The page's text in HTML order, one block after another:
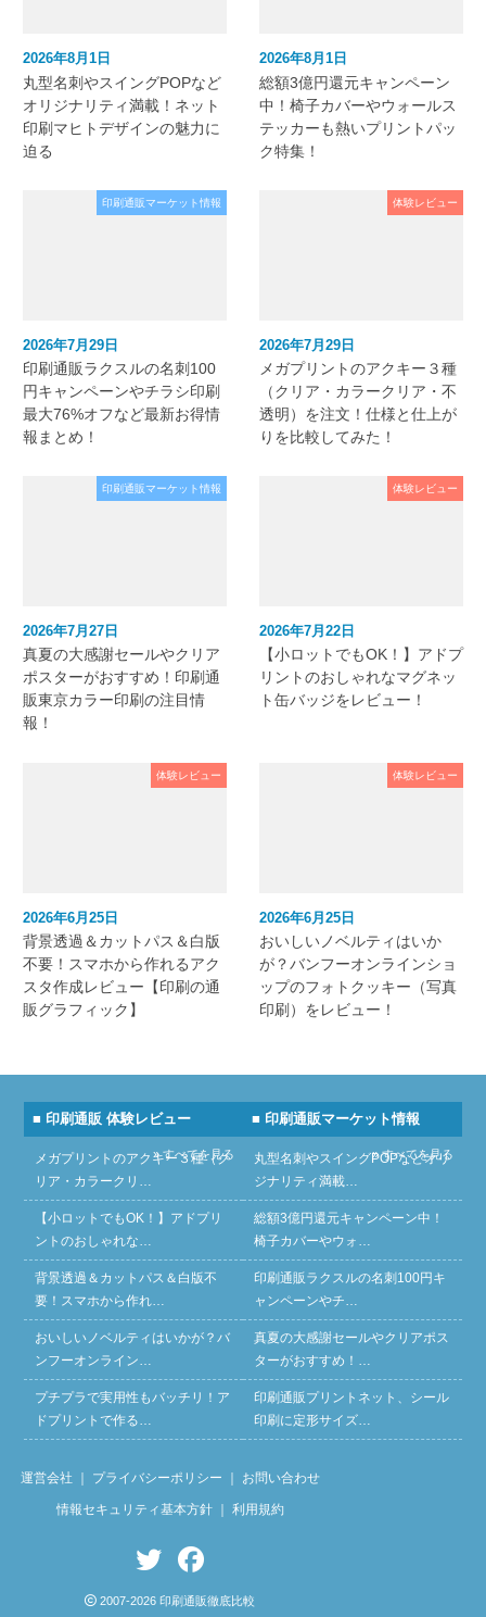
2026年8月1日
丸型名刺やスイングPOPなど
オリジナリティ満載！ネット
印刷マヒトデザインの魅力に
迫る
2026年8月1日
総額3億円還元キャンペーン
中！椅子カバーやウォールス
テッカーも熱いプリントパッ
ク特集！
印刷通販マーケット情報
2026年7月29日
印刷通販ラクスルの名刺100
円キャンペーンやチラシ印刷
最大76%オフなど最新お得情
報まとめ！
体験レビュー
2026年7月29日
メガプリントのアクキー３種
（クリア・カラークリア・不
透明）を注文！仕様と仕上が
りを比較してみた！
印刷通販マーケット情報
2026年7月27日
真夏の大感謝セールやクリア
ポスターがおすすめ！印刷通
販東京カラー印刷の注目情
報！
体験レビュー
2026年7月22日
【小ロットでもOK！】アドプ
リントのおしゃれなマグネッ
ト缶バッジをレビュー！
体験レビュー
2026年6月25日
背景透過＆カットパス＆白版
不要！スマホから作れるアク
スタ作成レビュー【印刷の通
販グラフィック】
体験レビュー
2026年6月25日
おいしいノベルティはいか
が？バンフーオンラインショ
ップのフォトクッキー（写真
印刷）をレビュー！
■ 印刷通販 体験レビュー
» すべてを見る
メガプリントのアクキー３種（ク
リア・カラークリ…
【小ロットでもOK！】アドプリ
ントのおしゃれな…
背景透過＆カットパス＆白版不
要！スマホから作れ…
おいしいノベルティはいかが？バ
ンフーオンライン…
プチプラで実用性もバッチリ！ア
ドプリントで作る…
■ 印刷通販マーケット情報
» すべてを見る
丸型名刺やスイングPOPなどオリ
ジナリティ満載…
総額3億円還元キャンペーン中！
椅子カバーやウォ…
印刷通販ラクスルの名刺100円キ
ャンペーンやチ…
真夏の大感謝セールやクリアポス
ターがおすすめ！…
印刷通販プリントネット、シール
印刷に定形サイズ…
運営会社 プライバシーポリシー お問い合わせ
情報セキュリティ基本方針｜ 利用規約
2007-2026 印刷通販徹底比較